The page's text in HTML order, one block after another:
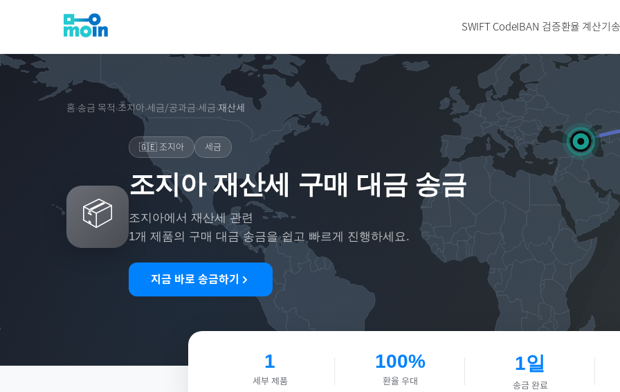
SWIFT CodeIBAN 검증환율 계산기
홈›송금 목적 ›조지아›세금/공과금›세금›재산세
📦
🇬🇪조지아 세금
조지아 재산세 구매 대금 송금
조지아에서 재산세관련
1개 제품의 구매 대금 송금을 쉽고 빠르게 진행하세요.
지금 바로 송금하기
1
세부 제품
100%
환율 우대
1일
송금 완료